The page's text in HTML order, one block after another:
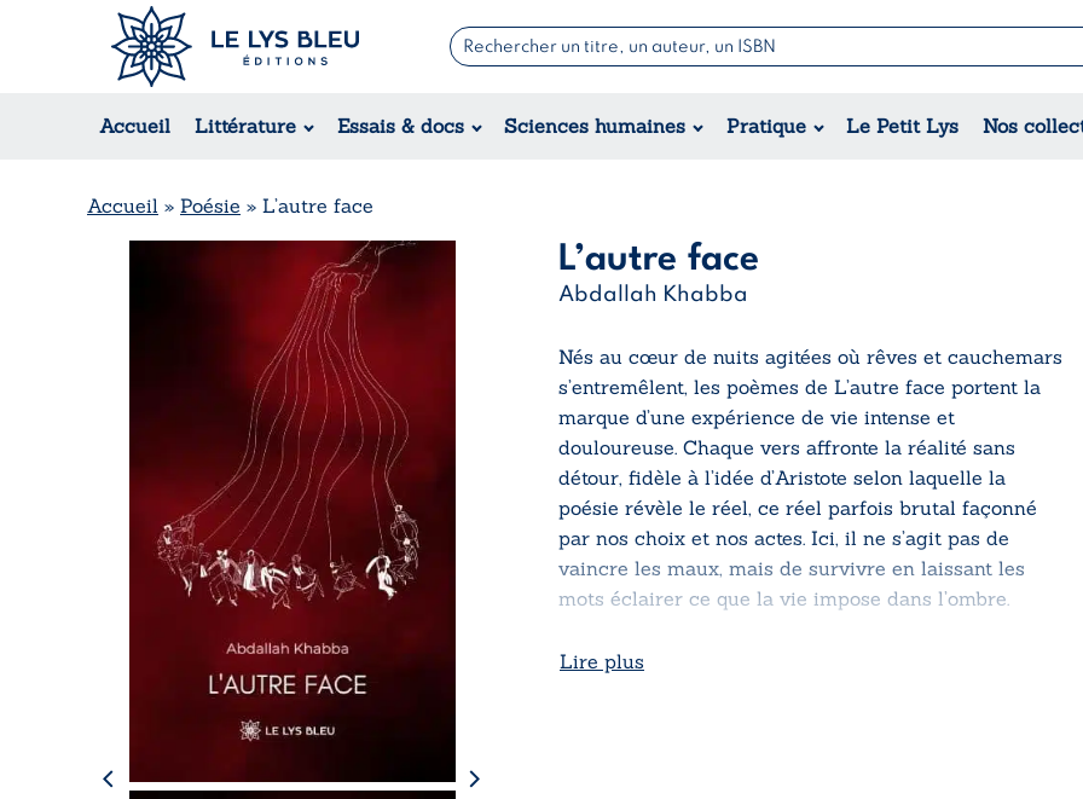
Accueil Littérature Essais & docs Sciences humaines Pratique Le Petit Lys Nos
Romans
Suspense / Thriller / Policier
Romance
Jeunesse
Théâtre
Accueil » Poésie » L’autre face
L’autre face
Abdallah Khabba
Nés au cœur de nuits agitées où rêves et cauchemars
s’entremêlent, les poèmes de L’autre face portent la
marque d’une expérience de vie intense et
douloureuse. Chaque vers affronte la réalité sans
détour, fidèle à l’idée d’Aristote selon laquelle la
poésie révèle le réel, ce réel parfois brutal façonné
par nos choix et nos actes. Ici, il ne s’agit pas de
vaincre les maux, mais de survivre en laissant les
mots éclairer ce que la vie impose dans l’ombre.
Lire plus